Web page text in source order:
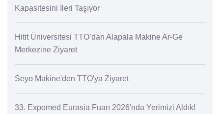
Kapasitesini İleri Taşıyor
Hitit Üniversitesi TTO’dan Alapala Makine Ar-Ge
Merkezine Ziyaret
Seyo Makine'den TTO'ya Ziyaret
33. Expomed Eurasia Fuarı 2026'nda Yerimizi Aldık!